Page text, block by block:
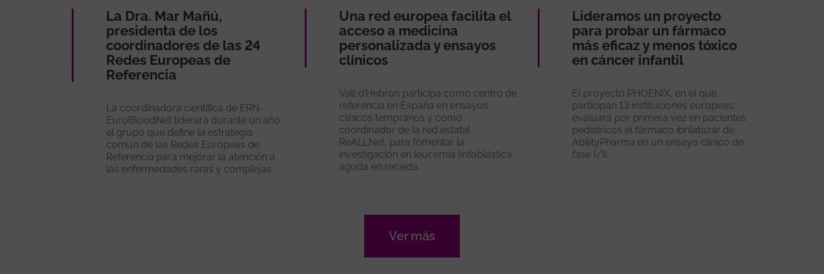
La Dra. Mar Mañú,
presidenta de los
coordinadores de las 24
Redes Europeas de
Referencia
La coordinadora científica de ERN-
EuroBloodNet liderará durante un año
el grupo que define la estrategia
común de las Redes Europeas de
Referencia para mejorar la atención a
las enfermedades raras y complejas.
Una red europea facilita el
acceso a medicina
personalizada y ensayos
clínicos
Vall d’Hebron participa como centro de
referencia en España en ensayos
clínicos tempranos y como
coordinador de la red estatal
ReALLNet, para fomentar la
investigación en leucemia linfoblástica
aguda en recaída.
Lideramos un proyecto
para probar un fármaco
más eficaz y menos tóxico
en cáncer infantil
El proyecto PHOENIX, en el que
participan 13 instituciones europeas,
evaluará por primera vez en pacientes
pediátricos el fármaco ibrilatazar de
AbilityPharma en un ensayo clínico de
fase I/II.
Ver más